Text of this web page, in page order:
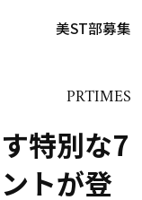
美ST部募集
PRTIMES
特別な7
トが登